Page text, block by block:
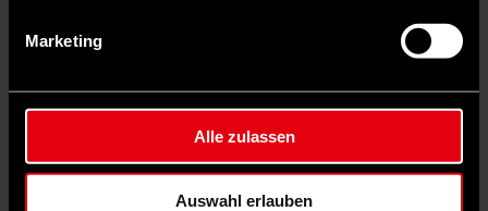
Marketing
Alle zulassen
Auswahl erlauben